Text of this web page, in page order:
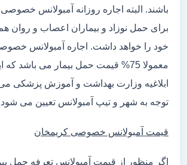
باشند. البته اجاره روزانه آمبولانس
برای حمل نوزاد و بیماران اعصاب و روان
خود را خواهد داشت. اجاره آمبولانس
معمولا 75% قیمت حمل بیمار می باشد
ابلاغیه وزارت بهداشت و آموزش پزشکی می
توجه به شهر و تیپ آمبولانس تعیین می
قیمت آمبولانس خصوصی کریمخان
اگر منظور از قیمت آمبولانس تعرفه حمل